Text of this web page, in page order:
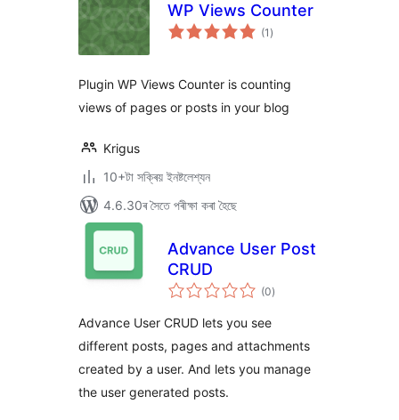
WP Views Counter
(1 টা
মুঠ)
Plugin WP Views Counter is counting
views of pages or posts in your blog
Krigus
10+টা সক্ৰিয় ইনষ্টলেশ্যন
4.6.30ৰ সৈতে পৰীক্ষা কৰা হৈছে
Advance User Post
CRUD
(0টা
মুঠ)
Advance User CRUD lets you see
different posts, pages and attachments
created by a user. And lets you manage
the user generated posts.